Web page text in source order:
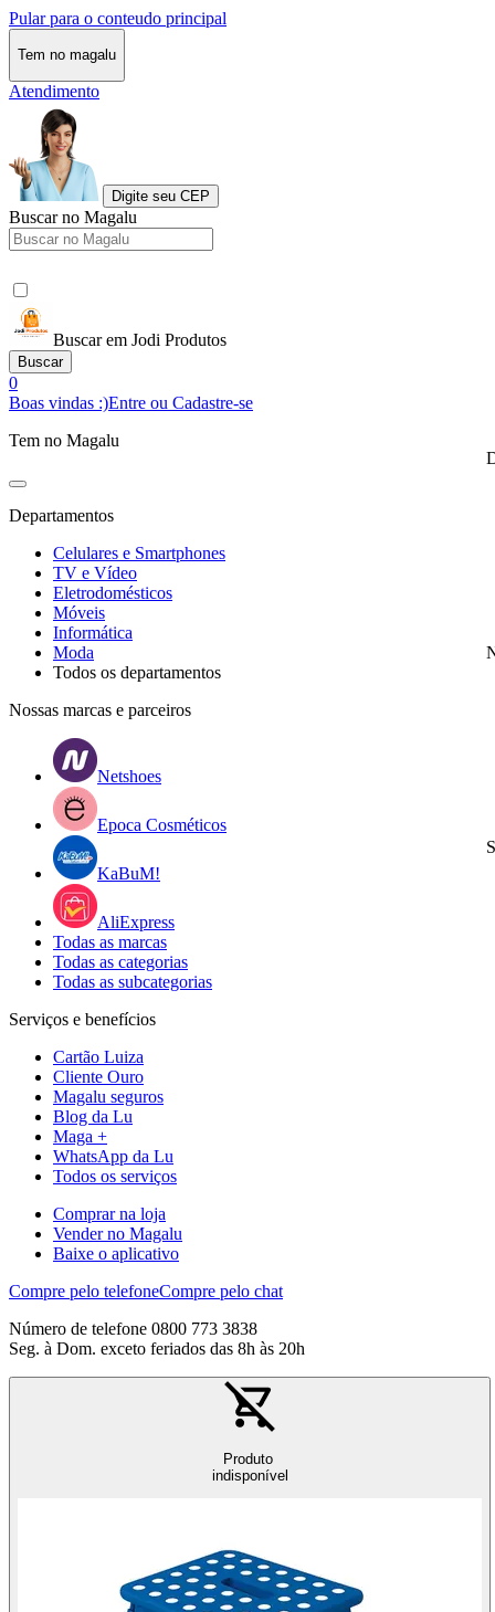
Pular para o conteudo principal
Tem no magalu
Atendimento
Digite seu CEP
Buscar no Magalu
Buscar em Jodi Produtos
Buscar
0
Boas vindas :)Entre ou Cadastre-se
Tem no Magalu
Departamentos
Celulares e Smartphones
TV e Vídeo
Eletrodomésticos
Móveis
Informática
Moda
Todos os departamentos
Nossas marcas e parceiros
Netshoes
Epoca Cosméticos
KaBuM!
AliExpress
Todas as marcas
Todas as categorias
Todas as subcategorias
Serviços e benefícios
Cartão Luiza
Cliente Ouro
Magalu seguros
Blog da Lu
Maga +
WhatsApp da Lu
Todos os serviços
Comprar na loja
Vender no Magalu
Baixe o aplicativo
Compre pelo telefoneCompre pelo chat
Número de telefone 0800 773 3838
Seg. à Dom. exceto feriados das 8h às 20h
Produto
indisponível